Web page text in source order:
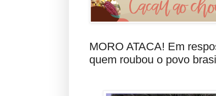
MORO ATACA! Em
quem roubou o povo